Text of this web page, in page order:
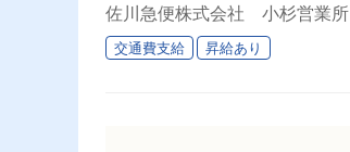
佐川急便株式会社 小杉営業所
交通費支給 昇給あり